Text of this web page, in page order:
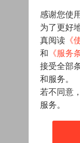
感谢您使
为了更好
真阅读 《
和 《服务
接受全部
和服务。
若不同意
服务。